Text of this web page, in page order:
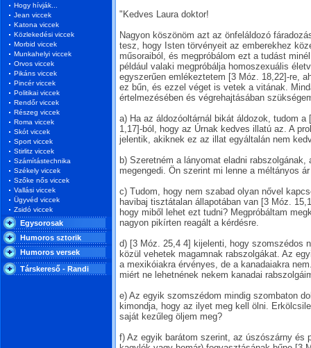
Hogy hívják...
Jean viccek
Katona viccek
Közlekedési viccek
Morbid viccek
Munkahelyi viccek
Orvos viccek
Pikáns viccek
Pincér viccek
Politikai viccek
Rendőr viccek
Részeg viccek
Roma viccek
Skót viccek
Sport viccek
Stirlitz viccek
Számítástechnika
Székely viccek
Szőke nős viccek
Vallási viccek
Ügyvéd viccek
Zsidó viccek
Egysorosak
Humoros sztorik
Humoros versek
Társkereső - Randi
"Kedves Laura doktor!
Nagyon köszönöm azt az önfeláldozó
tesz, hogy Isten törvényeit az emberekhez
műsoraiból, és megpróbálom ezt a tudást
például valaki megpróbálja homoszexuális
egyszerűen emlékeztetem [3 Móz. 18,22]-re,
ez bűn, és ezzel véget is vetek a vitának.
értelmezésében és végrehajtásában
a) Ha az áldozóoltárnál bikát áldozok, tudom
1,17]-ból, hogy az Úrnak kedves illatú az. A
jelentik, akiknek ez az illat egyáltalán nem
b) Szeretném a lányomat eladni
megengedi. Ön szerint mi lenne a méltányos
c) Tudom, hogy nem szabad olyan nővel
havibaj tisztátalan állapotában van [3 Móz.
hogy miből lehet ezt tudni? Megpróbáltam
nagyon pikírten reagált a kérdésre.
d) [3 Móz. 25,4 4] kijelenti, hogy szomszédos
közül vehetek magamnak rabszolgákat. Az
a mexikóiakra érvényes, de a kanadaiakra
miért ne lehetnének nekem kanadai
e) Az egyik szomszédom mindig szombaton
kimondja, hogy az ilyet meg kell ölni.
saját kezűleg öljem meg?
f) Az egyik barátom szerint, az úszószárny és